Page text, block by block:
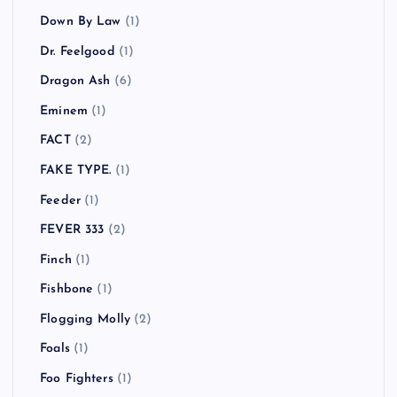
Down By Law (1)
Dr. Feelgood (1)
Dragon Ash (6)
Eminem (1)
FACT(2)
FAKE TYPE. (1)
Feeder(1)
FEVER 333 (2)
Finch (1)
Fishbone (1)
Flogging Molly (2)
Foals(1)
Foo Fighters(1)